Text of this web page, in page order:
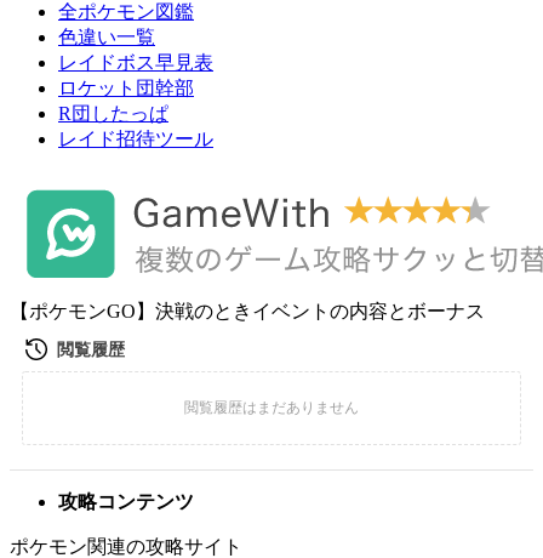
全ポケモン図鑑
色違い一覧
レイドボス早見表
ロケット団幹部
R団したっぱ
レイド招待ツール
【ポケモンGO】決戦のときイベントの内容とボーナス
攻略コンテンツ
ポケモン関連の攻略サイト